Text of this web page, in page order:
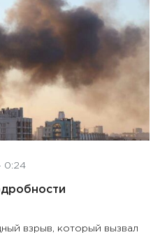
0:24
взрыв, который вызвал